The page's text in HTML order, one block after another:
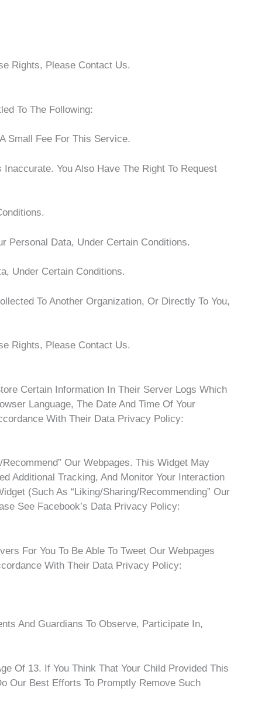
Rights, Please Contact Us.
To The Following:
Small Fee For This Service.
You Also Have The Right To Request
Personal Data, Under Certain Conditions.
Under Certain Conditions.
To Another Organization, Or Directly To You,
Rights, Please Contact Us.
Certain Information In Their Server Logs Which
Language, The Date And Time Of Your
With Their Data Privacy Policy:
Our Webpages. This Widget May
Additional Tracking, And Monitor Your Interaction
(such As “liking/sharing/recommending” Our
See Facebook’s Data Privacy Policy:
For You To Be Able To Tweet Our Webpages
With Their Data Privacy Policy:
And Guardians To Observe, Participate In,
Of 13. If You Think That Your Child Provided This
Our Best Efforts To Promptly Remove Such